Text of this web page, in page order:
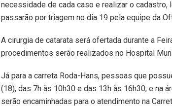
necessidade de cada caso e realizar o cadastro,
passarão por triagem no dia 19 pela equipe da
A cirurgia de catarata será ofertada durante a
procedimentos serão realizados no Hospital
Já para a carreta Roda-Hans, pessoas que
(18), das 7h às 10h30 e das 13h às 16h30; e na
serão encaminhadas para o atendimento na